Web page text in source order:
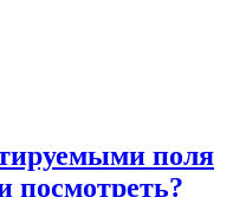
поля
посмотреть?